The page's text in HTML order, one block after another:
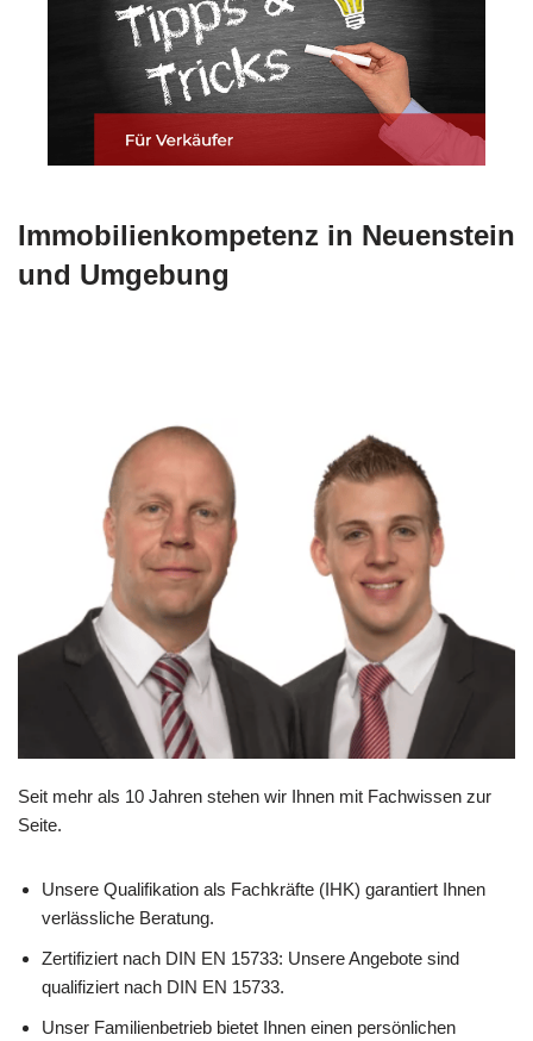
Immobilienkompetenz in Neuenstein
und Umgebung
Seit mehr als 10 Jahren stehen wir Ihnen mit Fachwissen zur
Seite.
Unsere Qualifikation als Fachkräfte (IHK) garantiert Ihnen
verlässliche Beratung.
Zertifiziert nach DIN EN 15733: Unsere Angebote sind
qualifiziert nach DIN EN 15733.
Unser Familienbetrieb bietet Ihnen einen persönlichen